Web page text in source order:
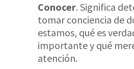
Conocer. Significa
tomar conciencia de
estamos, qué es
importante y qué
atención.